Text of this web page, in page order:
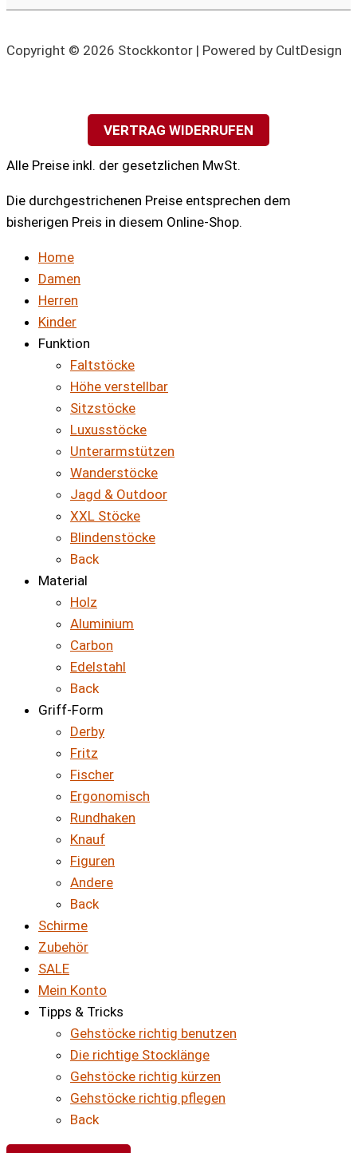
Copyright © 2026 Stockkontor | Powered by CultDesign
VERTRAG WIDERRUFEN
Alle Preise inkl. der gesetzlichen MwSt.
Die durchgestrichenen Preise entsprechen dem
bisherigen Preis in diesem Online-Shop.
Home
Damen
Herren
Kinder
Funktion
Faltstöcke
Höhe verstellbar
Sitzstöcke
Luxusstöcke
Unterarmstützen
Wanderstöcke
Jagd & Outdoor
XXL Stöcke
Blindenstöcke
Back
Material
Holz
Aluminium
Carbon
Edelstahl
Back
Griff-Form
Derby
Fritz
Fischer
Ergonomisch
Rundhaken
Knauf
Figuren
Andere
Back
Schirme
Zubehör
SALE
Mein Konto
Tipps & Tricks
Gehstöcke richtig benutzen
Die richtige Stocklänge
Gehstöcke richtig kürzen
Gehstöcke richtig pflegen
Back